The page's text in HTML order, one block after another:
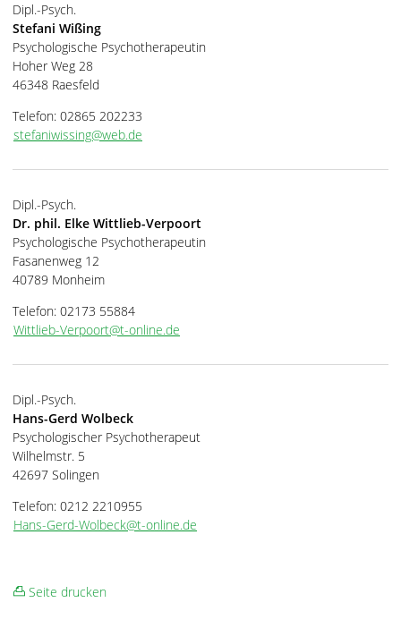
Dipl.-Psych.
Stefani Wißing
Psychologische Psychotherapeutin
Hoher Weg 28
46348 Raesfeld
Telefon: 02865 202233
stefaniwissing@web.de
Dipl.-Psych.
Dr. phil. Elke Wittlieb-Verpoort
Psychologische Psychotherapeutin
Fasanenweg 12
40789 Monheim
Telefon: 02173 55884
Wittlieb-Verpoort@t-online.de
Dipl.-Psych.
Hans-Gerd Wolbeck
Psychologischer Psychotherapeut
Wilhelmstr. 5
42697 Solingen
Telefon: 0212 2210955
Hans-Gerd-Wolbeck@t-online.de
Seite drucken